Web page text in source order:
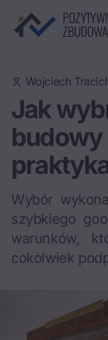
Wojciech
Jak
budowy
Wybór
szybkiego
warunków,
cokolwiek